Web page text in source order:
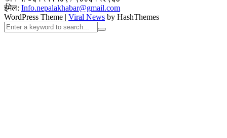
ईमेल: Info.nepalakhabar@gmail.com
WordPress Theme | Viral News by HashThemes